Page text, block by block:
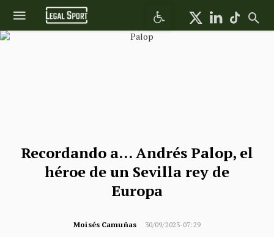
Abrir barra de herramientas
Recordando a… Andrés Palop, el
héroe de un Sevilla rey de
Europa
Moisés Camuñas 30/09/2023-07:29